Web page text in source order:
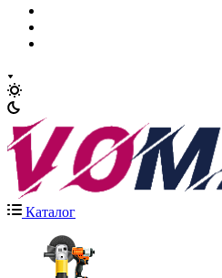
Каталог